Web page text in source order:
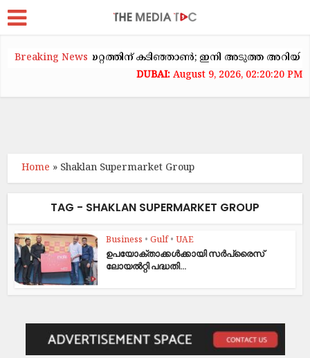
Breaking News
വാടകക്കയറ്റത്തിന് കടിഞ്ഞാൺ; ഇനി അടുത്ത അറിയിപ്പ്
August 9, 2026, 02:20:20 PM
Home » Shaklan Supermarket Group
TAG - SHAKLAN SUPERMARKET GROUP
Business • Gulf • UAE
ഉപയോക്താക്കൾക്കായി സർപ്രൈസ്‌
ലോയൽറ്റി പദ്ധതി...